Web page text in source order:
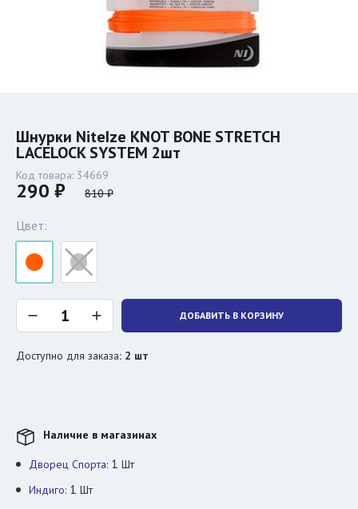
Шнурки NiteIze KNOT BONE STRETCH
LACELOCK SYSTEM 2шт
Код товара: 34669
290 ₽ 810 ₽
Цвет:
ДОБАВИТЬ В КОРЗИНУ
Доступно для заказа: 2 шт
Наличие в магазинах
Дворец Спорта: 1 Шт
Индиго: 1 Шт